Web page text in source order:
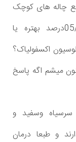
چاله های کوچک
ناشی از جای جوش ژل ترتینوئین 05/0درصد بهتره یا
یا لوسیون اکسفولیاک؟
میشم اگه پاسخ
وسفید و
و طبعا درمان